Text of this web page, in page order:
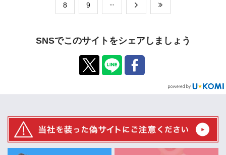
​8 ​9
SNSでこのサイトをシェアしましょう